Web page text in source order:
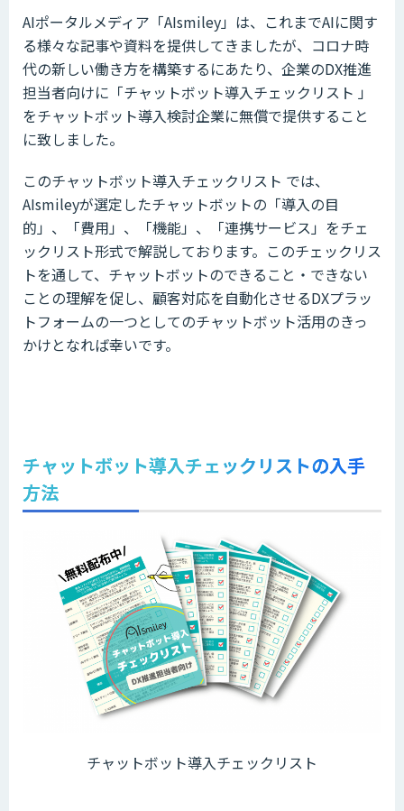
AIポータルメディア「AIsmiley」は、これまでAIに関す
る様々な記事や資料を提供してきましたが、コロナ時
代の新しい働き方を構築するにあたり、企業のDX推進
担当者向けに「チャットボット導入チェックリスト 」
をチャットボット導入検討企業に無償で提供すること
に致しました。
このチャットボット導入チェックリスト では、
AIsmileyが選定したチャットボットの「導入の目
的」、「費用」、「機能」、「連携サービス」をチェ
ックリスト形式で解説しております。このチェックリス
トを通して、チャットボットのできること・できない
ことの理解を促し、顧客対応を自動化させるDXプラッ
トフォームの一つとしてのチャットボット活用のきっ
かけとなれば幸いです。
チャットボット導入チェックリストの入手
方法
チャットボット導入チェックリスト